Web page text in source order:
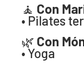
🧘 Con
• Pilates
🌿 Con
• Yoga